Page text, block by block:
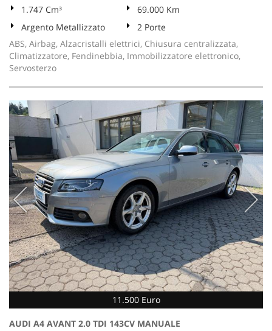
1.747 Cm³
69.000 Km
Argento Metallizzato
2 Porte
ABS, Airbag, Alzacristalli elettrici, Chiusura centralizzata,
Climatizzatore, Fendinebbia, Immobilizzatore elettronico,
Servosterzo
11.500 Euro
AUDI A4 AVANT 2.0 TDI 143CV MANUALE